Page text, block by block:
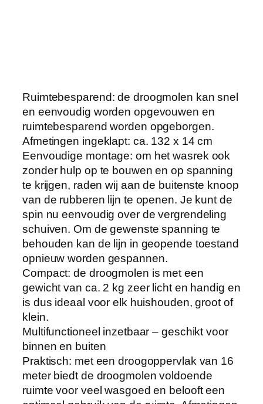
p
b
a
a
r
d
r
o
o
g
r
e
k
v
o
o
r
b
i
n
n
Ruimtebesparend: de droogmolen kan snel
en eenvoudig worden opgevouwen en
ruimtebesparend worden opgeborgen.
Afmetingen ingeklapt: ca. 132 x 14 cm
Eenvoudige montage: om het wasrek ook
zonder hulp op te bouwen en op spanning
te krijgen, raden wij aan de buitenste knoop
van de rubberen lijn te openen. Je kunt de
spin nu eenvoudig over de vergrendeling
schuiven. Om de gewenste spanning te
behouden kan de lijn in geopende toestand
opnieuw worden gespannen.
Compact: de droogmolen is met een
gewicht van ca. 2 kg zeer licht en handig en
is dus ideaal voor elk huishouden, groot of
klein.
Multifunctioneel inzetbaar – geschikt voor
binnen en buiten
Praktisch: met een droogoppervlak van 16
meter biedt de droogmolen voldoende
ruimte voor veel wasgoed en belooft een